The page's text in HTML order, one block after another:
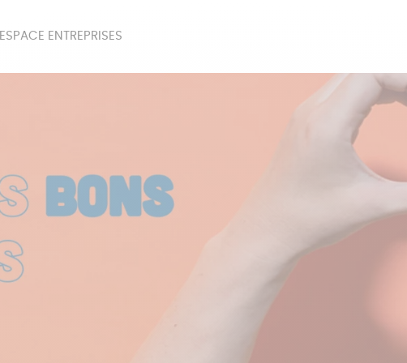
ESPACE ENTREPRISES